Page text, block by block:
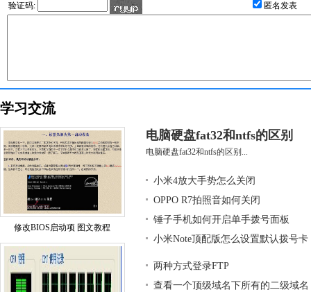
验证码:
匿名发表
学习交流
修改BIOS启动项 图文教程
电脑硬盘fat32和ntfs的区别
电脑硬盘fat32和ntfs的区别...
小米4放大手势怎么关闭
OPPO R7拍照音如何关闭
锤子手机如何开启单手拨号面板
小米Note顶配版怎么设置默认拨号卡
两种方式登录FTP
查看一个顶级域名下所有的二级域名